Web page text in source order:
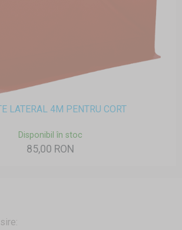
LATERAL 4M PENTRU CORT
Disponibil în stoc
85,00 RON